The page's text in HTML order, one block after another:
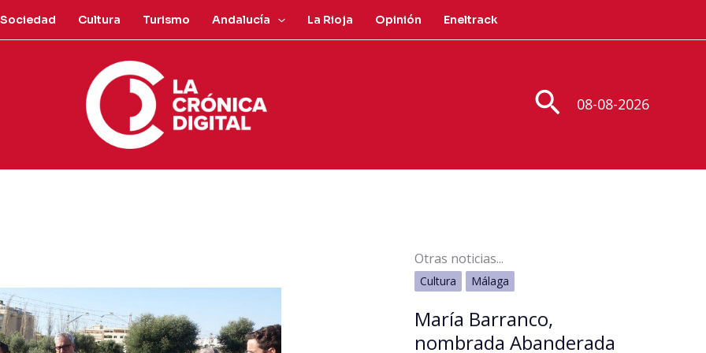
Sociedad Cultura Turismo Andalucía La Rioja Opinión Eneltrack
Buscar
08-08-2026
Otras noticias...
Cultura Málaga
María Barranco,
nombrada Abanderada